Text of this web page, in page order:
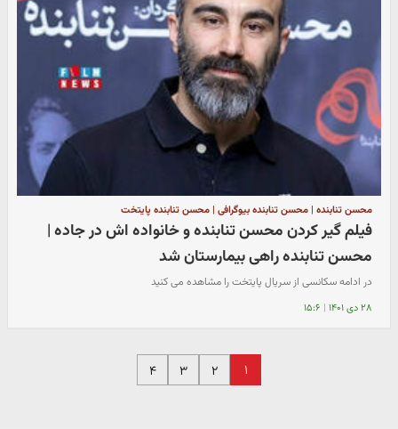
محسن تنابنده | محسن تنابنده بیوگرافی | محسن تنابنده پایتخت
فیلم گیر کردن محسن تنابنده و خانواده اش در جاده |
محسن تنابنده راهی بیمارستان شد
در ادامه سکانسی از سریال پایتخت را مشاهده می کنید
۲۸ دی ۱۴۰۱ | ۱۵:۶
۱ ۲ ۳ ۴